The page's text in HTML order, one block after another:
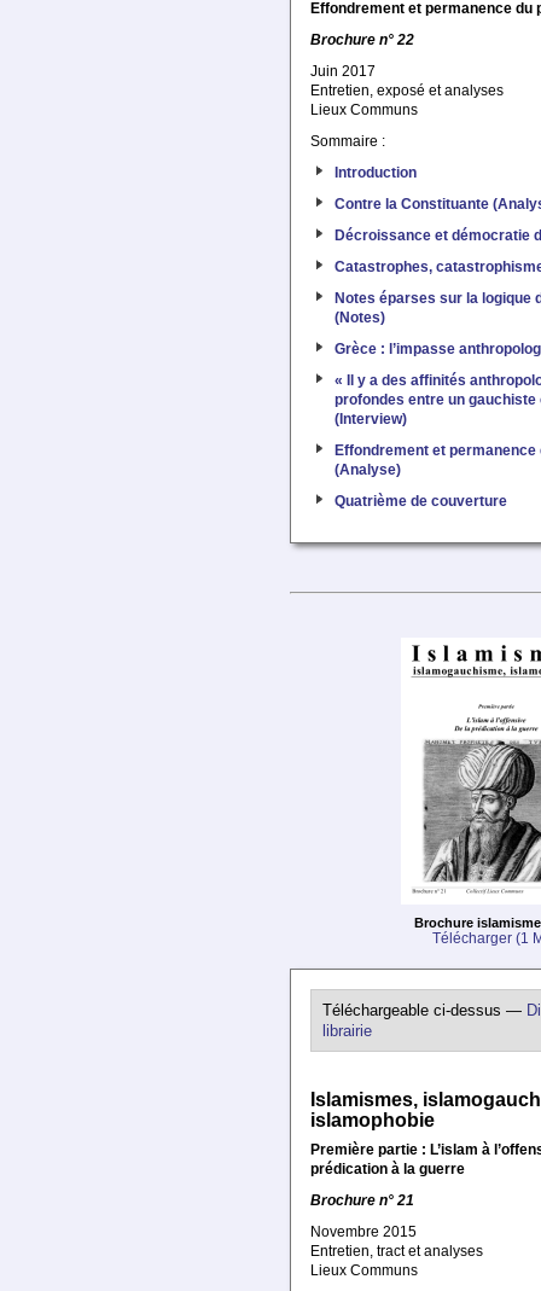
Effondrement et permanence du
Brochure n° 22
Juin 2017
Entretien, exposé et analyses
Lieux Communs
Sommaire :
Introduction
Contre la Constituante
Décroissance et démocratie
Catastrophes,
Notes éparses sur la logique
(Notes)
Grèce : l’impasse
« Il y a des affinités
profondes entre un gauchiste
(Interview)
Effondrement et permanence
(Analyse)
Quatrième de couverture
Brochure
Télécharger (1
Téléchargeable ci-dessus —
librairie
Islamismes,
islamophobie
Première partie : L’islam à
prédication à la guerre
Brochure n° 21
Novembre 2015
Entretien, tract et analyses
Lieux Communs